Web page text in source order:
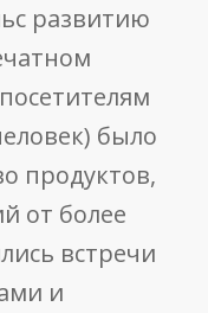
развитию
было
продуктов,
от более
встречи
и